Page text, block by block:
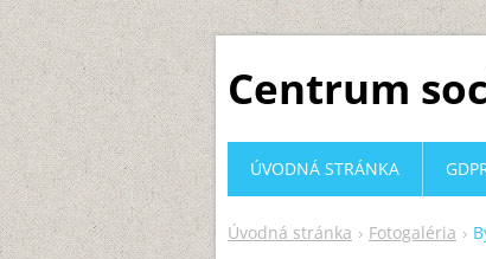
Centrum
Úvodná stránka Fotogaléria
ÚVODNÁ STRÁNKA